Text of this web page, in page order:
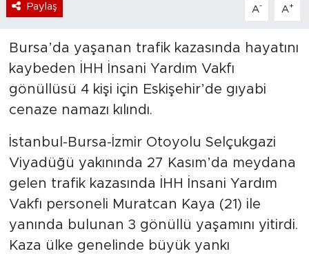
Paylaş A- A+
Bursa’da yaşanan trafik kazasında hayatını
kaybeden İHH İnsani Yardım Vakfı
gönüllüsü 4 kişi için Eskişehir’de gıyabi
cenaze namazı kılındı.
İstanbul-Bursa-İzmir Otoyolu Selçukgazi
Viyadüğü yakınında 27 Kasım’da meydana
gelen trafik kazasında İHH İnsani Yardım
Vakfı personeli Muratcan Kaya (21) ile
yanında bulunan 3 gönüllü yaşamını yitirdi.
Kaza ülke genelinde büyük yankı
Sektör